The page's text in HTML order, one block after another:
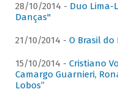
28/10/2014 - Duo Lima-
Danças"
21/10/2014 - O Brasil do
15/10/2014 - Cristiano
Camargo Guarnieri,
Lobos”